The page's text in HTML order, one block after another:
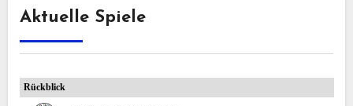
Aktuelle Spiele